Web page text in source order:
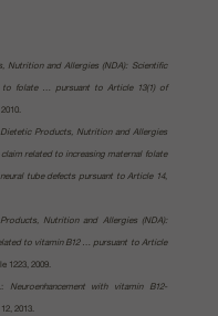
Nutrition and Allergies (NDA): Scientific
to folate … pursuant to Article 13(1) of
Dietetic Products, Nutrition and Allergies
related to increasing maternal folate
tube defects pursuant to Article 14,
Nutrition and Allergies (NDA):
to vitamin B12 … pursuant to Article
1223, 2009.
Neuroenhancement with vitamin B12-
2013.